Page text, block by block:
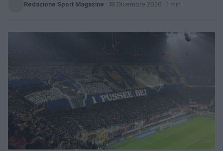
Redazione Sport Magazine · 18 Dicembre 2020 · 1 min